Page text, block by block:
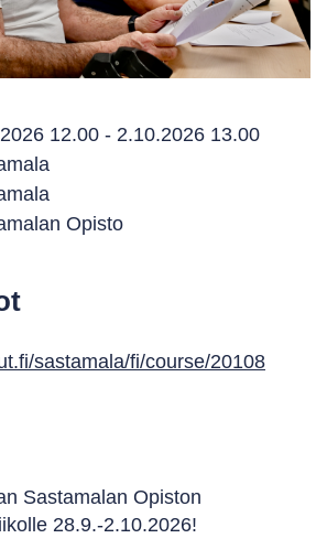
12.00 - 2.10.2026 13.00
Opisto
sastamala/fi/course/20108
Sastamalan Opiston
28.9.-2.10.2026!